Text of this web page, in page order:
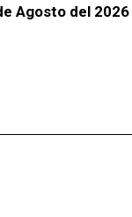
Agosto del 2026